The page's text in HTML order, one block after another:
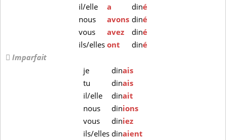
il/elle
a diné
nous
avons diné
vous
avez diné
ils/ellesont diné
Imparfait
je
dinais
tu
dinais
il/elle
dinait
nous
dinions
vous
diniez
ils/ellesdinaient